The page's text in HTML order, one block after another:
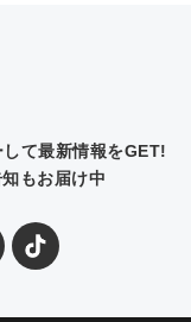
て最新情報をGET!
もお届け中